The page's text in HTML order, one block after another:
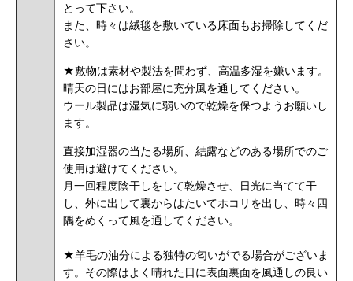
とって下さい。
また、時々は絨毯を敷いている床面もお掃除してくだ
さい。
★敷物は素材や製法を問わず、高温多湿を嫌います。
晴天の日にはお部屋に充分風を通してください。
ウール製品は湿気に弱いので乾燥を保つようお願いし
ます。
直接加湿器の当たる場所、結露などのある場所でのご
使用は避けてください。
月一回程度陰干しをして乾燥させ、日光に当てて干
し、外に出して裏からはたいてホコリを出し、時々四
隅をめくって風を通してください。
★羊毛の油分による独特の匂いがでる場合がございま
す。その際はよく晴れた日に表面裏面を風通しの良い